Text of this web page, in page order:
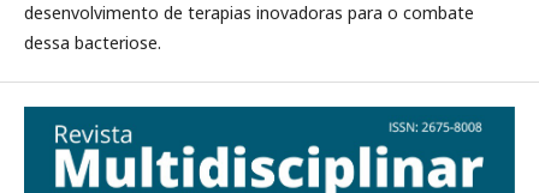
desenvolvimento de terapias inovadoras para o combate
dessa bacteriose.